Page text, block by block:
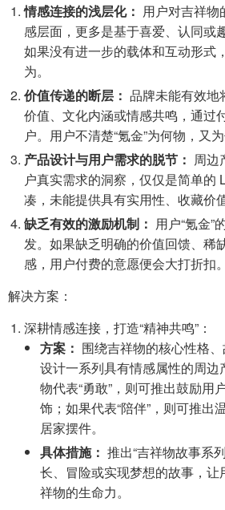
情感连接的浅层化： 用户对吉祥
感层面，更多是基于喜爱、认同或
如果没有进一步的载体和互动形式
为。
价值传递的断层： 品牌未能有效地
价值、文化内涵或情感共鸣，通过
户。用户不清楚“氪金”为何物，又为
产品设计与用户需求的脱节： 周边
户真实需求的洞察，仅仅是简单的
凑，未能提供具有实用性、收藏价
缺乏有效的激励机制： 用户“氪金”
发。如果缺乏明确的价值回馈、稀
感，用户付费的意愿便会大打折扣。
解决方案：
深耕情感连接，打造“精神共鸣”：
方案： 围绕吉祥物的核心性格
设计一系列具有情感属性的周
物代表“勇敢”，则可推出鼓励用
饰；如果代表“陪伴”，则可推出
居家摆件。
具体措施： 推出“吉祥物故事系
长、冒险或实现梦想的故事，
祥物的生命力。